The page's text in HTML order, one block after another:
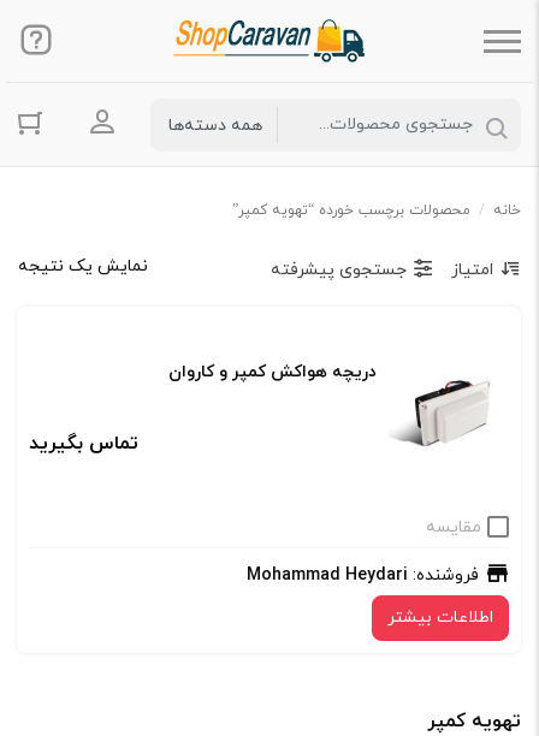
ورود به
خانه / محصولات برچسب خورده “تهویه کمپر”
نمایش یک نتیجه امتیاز جستجوی پیشرفته
دریچه هواکش کمپر و کاروان
تماس بگیرید
مقایسه
فروشنده: Mohammad Heydari
اطلاعات بیشتر
تهویه کمپر